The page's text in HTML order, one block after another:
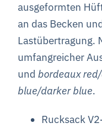
ausgeformten
an das Becken
Lastübertragung.
umfangreicher
und bordeaux
blue/darker blue.
Rucksack